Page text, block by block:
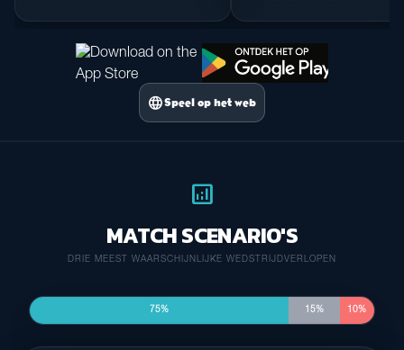
languageSpeel op het web
analytics
MATCH SCENARIO'S
DRIE MEEST WAARSCHIJNLIJKE WEDSTRIJDVERLOPEN
75% 15% 10%